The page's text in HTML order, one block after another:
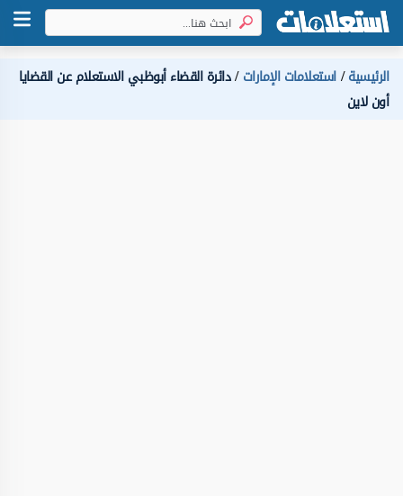
الرئيسية استعلامات الإمارات دائرة القضاء أبوظبي الاستعلام عن القضايا
أون لاين